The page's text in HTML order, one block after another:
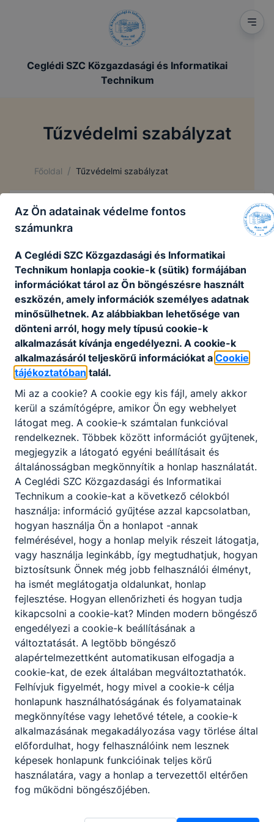
Ceglédi SZC Közgazdasági és Informatikai
Technikum
Tűzvédelmi szabályzat
Főoldal / Tűzvédelmi szabályzat
Tűzvédelmi szabályzat
Tűzvédelmi szabályzat
Letöltés
Partnereink
Ceglédi SZC Közgazdasági és Informatikai
Technikum
Az Ön adatainak védelme fontos
számunkra
A Ceglédi SZC Közgazdasági és Informatikai
Technikum honlapja cookie-k (sütik) formájában
információkat tárol az Ön böngészésre használt
eszközén, amely információk személyes adatnak
minősülhetnek. Az alábbiakban lehetősége van
dönteni arról, hogy mely típusú cookie-k
alkalmazását kívánja engedélyezni. A cookie-k
alkalmazásáról teljeskörű információkat a Cookie
tájékoztatóban talál.
Mi az a cookie? A cookie egy kis fájl, amely akkor
kerül a számítógépre, amikor Ön egy webhelyet
látogat meg. A cookie-k számtalan funkcióval
rendelkeznek. Többek között információt gyűjtenek,
megjegyzik a látogató egyéni beállításait és
általánosságban megkönnyítik a honlap használatát.
A Ceglédi SZC Közgazdasági és Informatikai
Technikum a cookie-kat a következő célokból
használja: információ gyűjtése azzal kapcsolatban,
hogyan használja Ön a honlapot -annak
felmérésével, hogy a honlap melyik részeit látogatja,
vagy használja leginkább, így megtudhatjuk, hogyan
biztosítsunk Önnek még jobb felhasználói élményt,
ha ismét meglátogatja oldalunkat, honlap
fejlesztése. Hogyan ellenőrizheti és hogyan tudja
kikapcsolni a cookie-kat? Minden modern böngésző
engedélyezi a cookie-k beállításának a
változtatását. A legtöbb böngésző
alapértelmezettként automatikusan elfogadja a
cookie-kat, de ezek általában megváltoztathatók.
Felhívjuk figyelmét, hogy mivel a cookie-k célja
honlapunk használhatóságának és folyamatainak
megkönnyítése vagy lehetővé tétele, a cookie-k
alkalmazásának megakadályozása vagy törlése által
előfordulhat, hogy felhasználóink nem lesznek
képesek honlapunk funkcióinak teljes körű
használatára, vagy a honlap a tervezettől eltérően
fog működni böngészőjében.